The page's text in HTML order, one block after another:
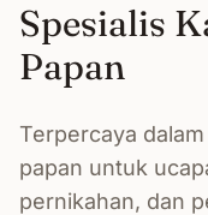
Spesialis
Papan
Terpercaya
papan untuk
pernikahan, dan